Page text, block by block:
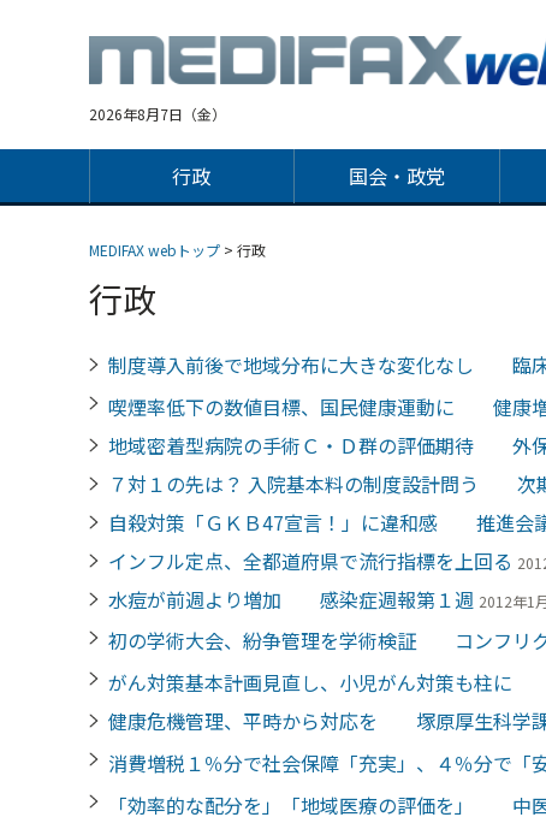
2026年8月7日（金）
行政 国会・政党
MEDIFAX webトップ > 行政
行政
制度導入前後で地域分布に大きな変化なし 臨
喫煙率低下の数値目標、国民健康運動に 健康
地域密着型病院の手術Ｃ・Ｄ群の評価期待 外
７対１の先は？ 入院基本料の制度設計問う 次
自殺対策「ＧＫＢ47宣言！」に違和感 推進会
インフル定点、全都道府県で流行指標を上回る
水痘が前週より増加 感染症週報第１週 2012年1
初の学術大会、紛争管理を学術検証 コンフリ
がん対策基本計画見直し、小児がん対策も柱
健康危機管理、平時から対応を 塚原厚生科学
消費増税１％分で社会保障「充実」、４％分で
「効率的な配分を」「地域医療の評価を」 中